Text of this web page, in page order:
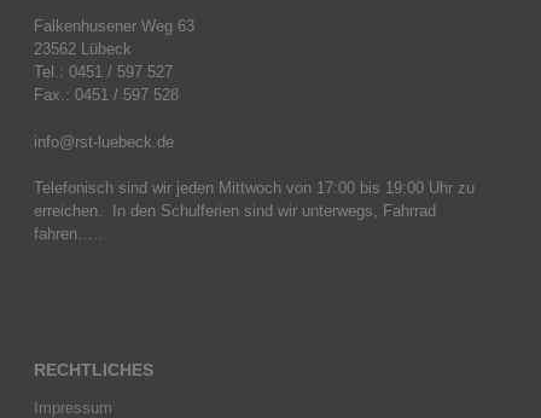
Falkenhusener Weg 63
23562 Lübeck
Tel.: 0451 / 597 527
Fax.: 0451 / 597 528
info@rst-luebeck.de
Telefonisch sind wir jeden Mittwoch von 17:00 bis 19:00 Uhr zu
erreichen. In den Schulferien sind wir unterwegs, Fahrrad
fahren…..
RECHTLICHES
Impressum